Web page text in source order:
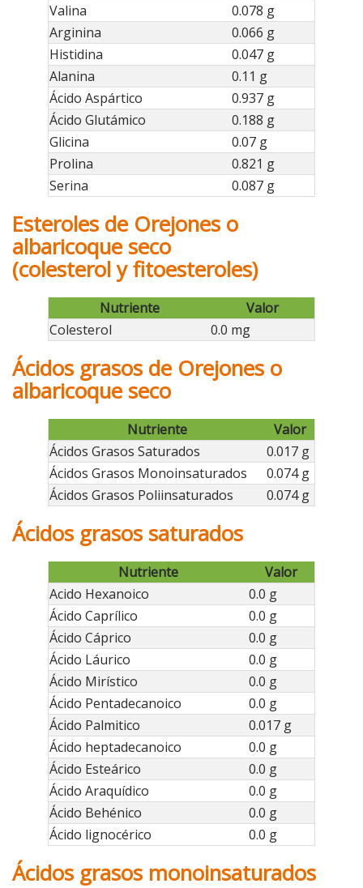
Valina
0.078 g
Arginina
0.066 g
Histidina
0.047 g
Alanina
0.11 g
Ácido Aspártico
0.937 g
Ácido Glutámico
0.188 g
Glicina
0.07 g
Prolina
0.821 g
Serina
0.087 g
Esteroles de Orejones o
albaricoque seco
(colesterol y fitoesteroles)
Nutriente
Valor
Colesterol
0.0 mg
Ácidos grasos de Orejones o
albaricoque seco
Nutriente
Valor
Ácidos Grasos Saturados
0.017 g
Ácidos Grasos Monoinsaturados
0.074 g
Ácidos Grasos Poliinsaturados
0.074 g
Ácidos grasos saturados
Nutriente
Valor
Acido Hexanoico
0.0 g
Ácido Caprílico
0.0 g
Ácido Cáprico
0.0 g
Ácido Láurico
0.0 g
Ácido Mirístico
0.0 g
Ácido Pentadecanoico
0.0 g
Ácido Palmitico
0.017 g
Ácido heptadecanoico
0.0 g
Ácido Esteárico
0.0 g
Ácido Araquídico
0.0 g
Ácido Behénico
0.0 g
Ácido lignocérico
0.0 g
Ácidos grasos monoinsaturados